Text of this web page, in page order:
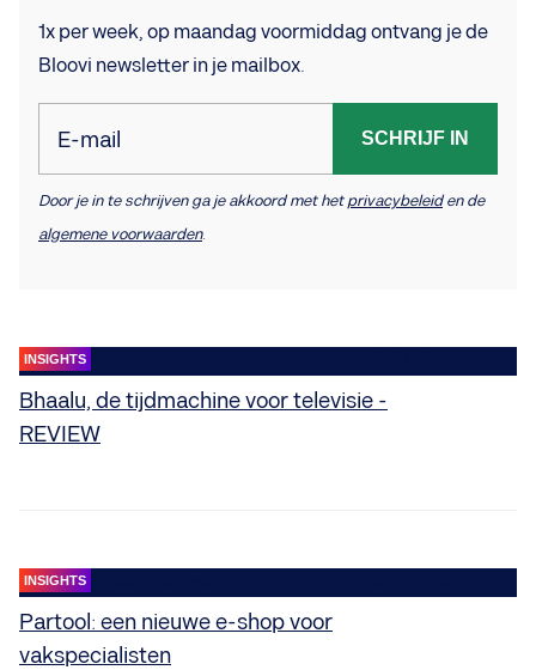
1x per week, op maandag voormiddag ontvang je de
Bloovi newsletter in je mailbox.
E-mail SCHRIJF IN
Door je in te schrijven ga je akkoord met hetprivacybeleiden de
algemene voorwaarden.
INSIGHTS
Bhaalu, de tijdmachine voor televisie -
REVIEW
INSIGHTS
Partool: een nieuwe e-shop voor
vakspecialisten